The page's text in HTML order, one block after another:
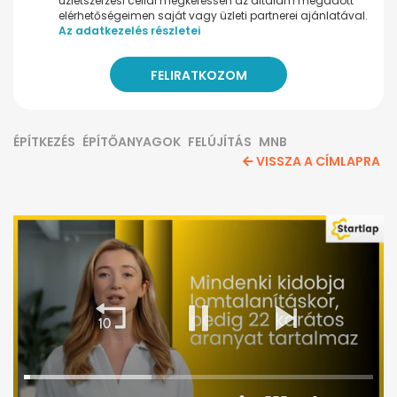
elérhetőségeimen saját vagy üzleti partnerei ajánlatával.
Az adatkezelés részletei
ÉPÍTKEZÉS ÉPÍTŐANYAGOK FELÚJÍTÁS MNB
VISSZA A CÍMLAPRA